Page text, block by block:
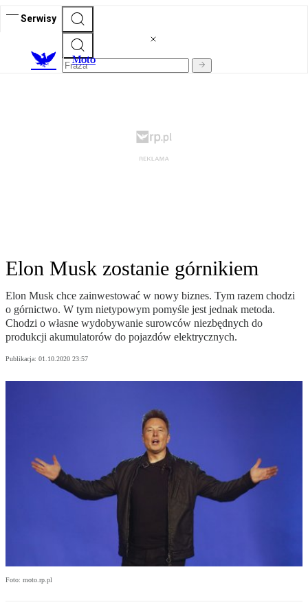
Serwisy
Moto
Elon Musk zostanie górnikiem
Elon Musk chce zainwestować w nowy biznes. Tym razem chodzi
o górnictwo. W tym nietypowym pomyśle jest jednak metoda.
Chodzi o własne wydobywanie surowców niezbędnych do
produkcji akumulatorów do pojazdów elektrycznych.
Publikacja: 01.10.2020 23:57
Foto: moto.rp.pl